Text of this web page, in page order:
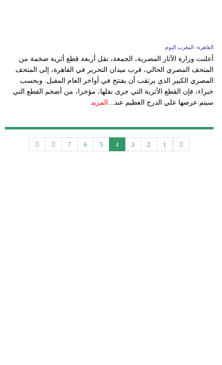
القاهرة- المغرب اليوم
أعلنت وزارة الآثار المصرية، الجمعة، نقل أربعة قطع أثرية ضخمة من
المتحف المصري الحالي، قرب ميدان التحرير في القاهرة، إلى المتحف
المصري الكبير الذي يرتقب أن يفتتح في أواخر العام المقبل. وبحسب
خبراء، فإن القطع الأثرية التي جرى نقلها، مؤخرا، من أضخم القطع التي
سيتم عرضها علي الدرج العظيم عند... المزيد
1
2
3
4
5
6
7